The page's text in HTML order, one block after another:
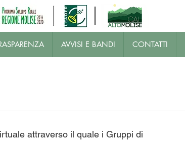
AVVISI E BANDI CONTATTI
attraverso il quale i Gruppi di